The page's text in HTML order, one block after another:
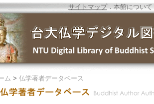
サイトマップ．本館について
ム > 仏学著者データベース